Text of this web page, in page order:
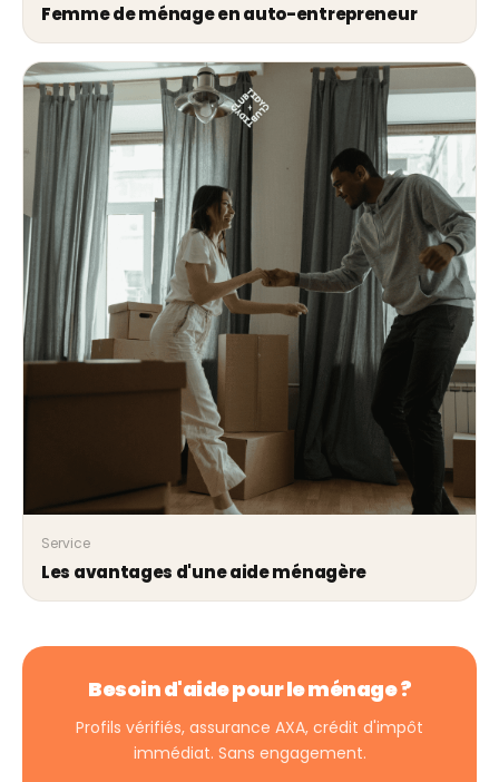
Femme de ménage en auto-entrepreneur
Service
Les avantages d'une aide ménagère
Besoin d'aide pour le ménage ?
Profils vérifiés, assurance AXA, crédit d'impôt
immédiat. Sans engagement.